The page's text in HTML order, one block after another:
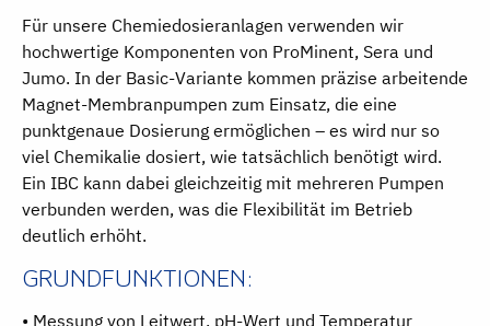
Für unsere Chemiedosieranlagen verwenden wir
hochwertige Komponenten von ProMinent, Sera und
Jumo. In der Basic-Variante kommen präzise arbeitende
Magnet-Membranpumpen zum Einsatz, die eine
punktgenaue Dosierung ermöglichen – es wird nur so
viel Chemikalie dosiert, wie tatsächlich benötigt wird.
Ein IBC kann dabei gleichzeitig mit mehreren Pumpen
verbunden werden, was die Flexibilität im Betrieb
deutlich erhöht.
GRUNDFUNKTIONEN:
• Messung von Leitwert, pH-Wert und Temperatur